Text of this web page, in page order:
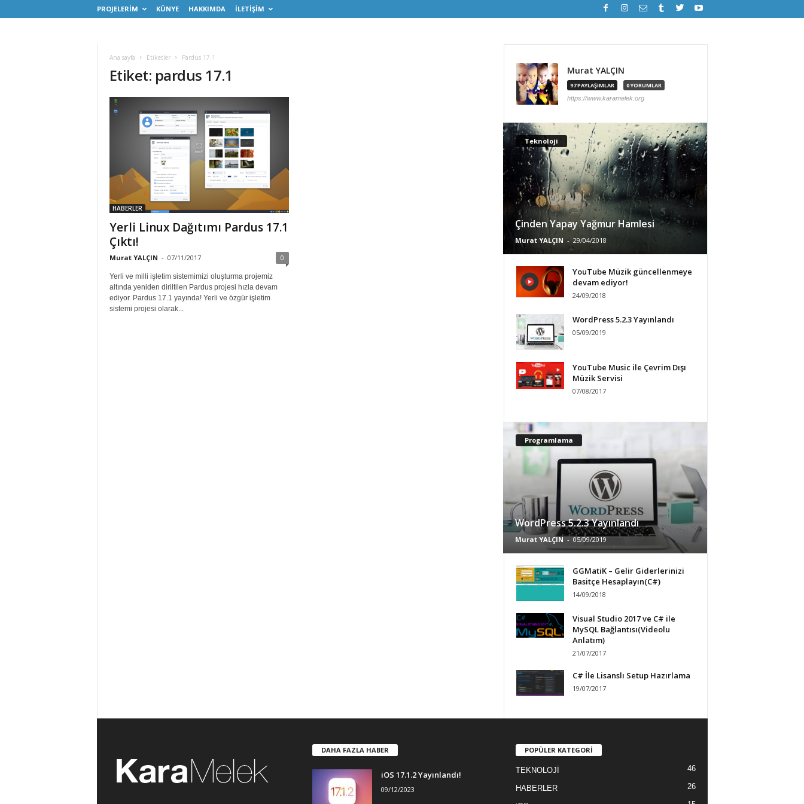
PROJELERİM KÜNYE HAKKIMDA İLETİŞİM
Ana sayfa Etiketler Pardus 17.1
Etiket: pardus 17.1
HABERLER
Yerli Linux Dağıtımı Pardus 17.1
Çıktı!
Murat YALÇIN - 07/11/2017 0
Yerli ve milli işletim sistemimizi oluşturma projemiz
altında yeniden diriltilen Pardus projesi hızla devam
ediyor. Pardus 17.1 yayında! Yerli ve özgür işletim
sistemi projesi olarak...
Murat YALÇIN
97 PAYLAŞIMLAR 0 YORUMLAR
https://www.karamelek.org
Teknoloji
Çinden Yapay Yağmur Hamlesi
Murat YALÇIN - 29/04/2018
YouTube Müzik güncellenmeye
devam ediyor!
24/09/2018
WordPress 5.2.3 Yayınlandı
05/09/2019
YouTube Music ile Çevrim Dışı
Müzik Servisi
07/08/2017
Programlama
WordPress 5.2.3 Yayınlandı
Murat YALÇIN - 05/09/2019
GGMatiK – Gelir Giderlerinizi
Basitçe Hesaplayın(C#)
14/09/2018
Visual Studio 2017 ve C# ile
MySQL Bağlantısı(Videolu
Anlatım)
21/07/2017
C# İle Lisanslı Setup Hazırlama
19/07/2017
DAHA FAZLA HABER
iOS 17.1.2 Yayınlandı!
09/12/2023
POPÜLER KATEGORİ
TEKNOLOJİ 46
HABERLER 26